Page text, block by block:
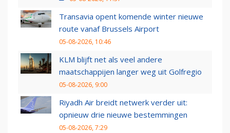
Transavia opent komende winter nieuwe
route vanaf Brussels Airport
05-08-2026, 10:46
KLM blijft net als veel andere
maatschappijen langer weg uit Golfregio
05-08-2026, 9:00
Riyadh Air breidt netwerk verder uit:
opnieuw drie nieuwe bestemmingen
05-08-2026, 7:29